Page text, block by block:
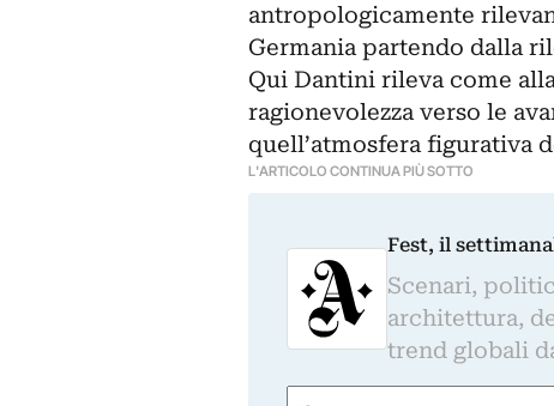
antropologicamente
Germania partendo dalla
Qui Dantini rileva come
ragionevolezza verso le
quell’atmosfera figurativa
L'ARTICOLO CONTINUA PIÙ SOTTO
Fest, il
Scenari,
architettura,
trend globali